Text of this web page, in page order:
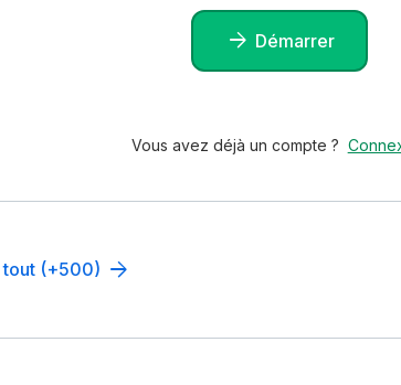
Démarrer
Vous avez déjà un compte ?
(+500)